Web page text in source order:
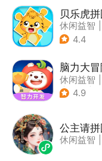
贝乐虎
休闲益智
| 学习教育
4.4
脑力大
休闲益智
| 卡通
4.9
公主请拼
休闲益智